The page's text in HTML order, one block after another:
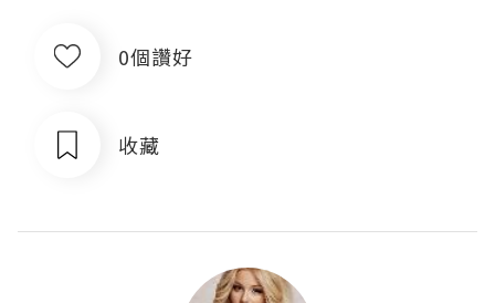
0個讚好
收藏